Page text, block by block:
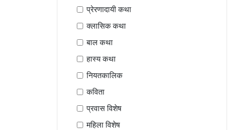
प्रेरणादायी कथा
क्लासिक कथा
बाल कथा
हास्य कथा
नियतकालिक
कविता
प्रवास विशेष
महिला विशेष